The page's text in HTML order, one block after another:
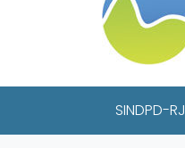
SINDPD-RJ